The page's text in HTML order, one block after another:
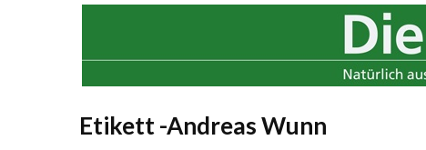
Etikett -Andreas Wunn